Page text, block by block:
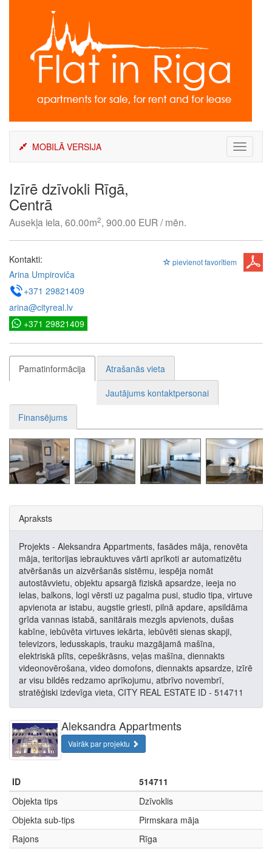
Toggle
MOBILĀ VERSIJA
Izīrē dzīvokli Rīgā,
Centrā
Ausekļa iela, 60.00m2, 900.00 EUR / mēn.
pievienot favorītiem
Kontakti:
Arina Umpiroviča
+371 29821409
arina@cityreal.lv
+371 29821409
Pamatinformācija
Atrašanās vieta
Jautājums kontaktpersonai
Finansējums
Apraksts
Projekts - Aleksandra Appartments, fasādes māja, renovēta
māja, teritorijas iebrauktuves vārti aprīkoti ar automatizētu
atvēršanās un aizvēršanās sistēmu, iespēja nomāt
autostāvvietu, objektu apsargā fiziskā apsardze, ieeja no
ielas, balkons, logi vērsti uz pagalma pusi, studio tipa, virtuve
apvienota ar istabu, augstie griesti, pilnā apdare, apsildāma
grīda vannas istabā, sanitārais mezgls apvienots, dušas
kabīne, iebūvēta virtuves iekārta, iebūvēti sienas skapji,
televizors, ledusskapis, trauku mazgājamā mašīna,
elektriskā plīts, cepeškrāsns, veļas mašīna, diennakts
videonovērošana, video domofons, diennakts apsardze, izīrē
ar visu bildēs redzamo aprīkojumu, atbrīvo novembrī,
stratēģiski izdevīga vieta, CITY REAL ESTATE ID - 514711
Aleksandra Appartments
Vairāk par projektu
ID
514711
Objekta tips
Dzīvoklis
Objekta sub-tips
Pirmskara māja
Rajons
Rīga